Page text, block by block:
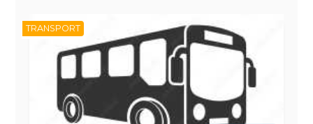
TRANSPORT